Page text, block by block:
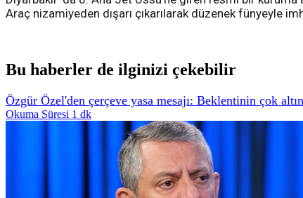
Araç nizamiyeden dışarı çıkarılarak düzenek fünyeyle
Bu haberler de ilginizi çekebilir
Özgür Özel'den çerçeve yasa mesajı: Beklentinin çok
Okuma Süresi 1 dk